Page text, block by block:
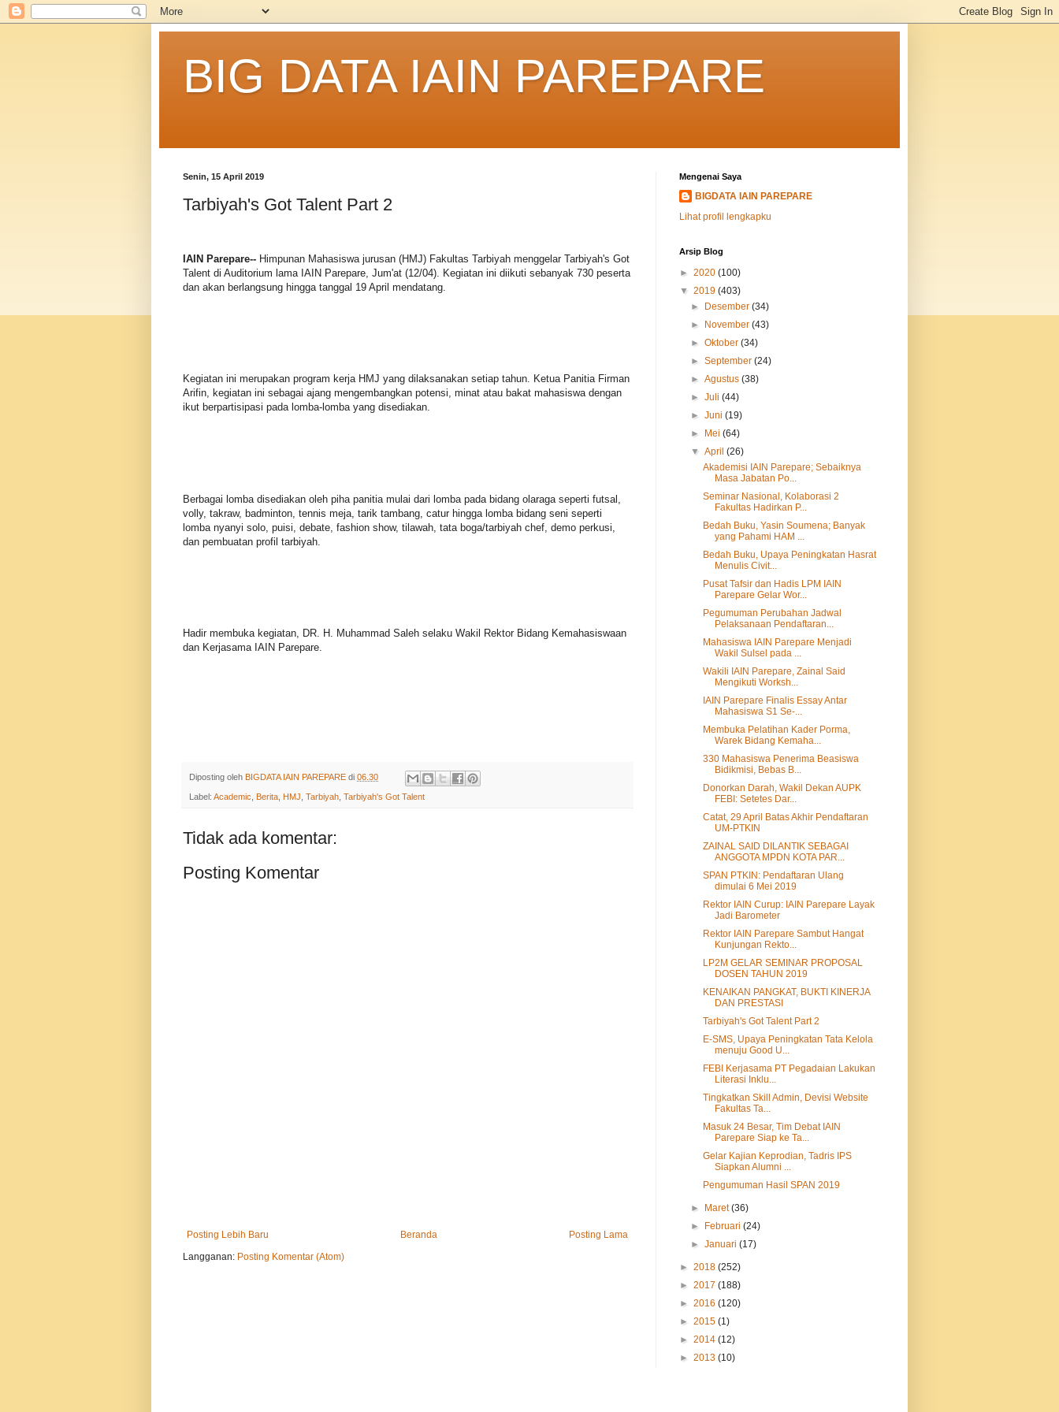
BIG DATA IAIN PAREPARE
Senin, 15 April 2019
Tarbiyah's Got Talent Part 2
IAIN Parepare-- Himpunan Mahasiswa jurusan (HMJ) Fakultas Tarbiyah menggelar Tarbiyah's Got
Talent di Auditorium lama IAIN Parepare, Jum'at (12/04). Kegiatan ini diikuti sebanyak 730 peserta
dan akan berlangsung hingga tanggal 19 April mendatang.
Kegiatan ini merupakan program kerja HMJ yang dilaksanakan setiap tahun. Ketua Panitia Firman
Arifin, kegiatan ini sebagai ajang mengembangkan potensi, minat atau bakat mahasiswa dengan
ikut berpartisipasi pada lomba-lomba yang disediakan.
Berbagai lomba disediakan oleh piha panitia mulai dari lomba pada bidang olaraga seperti futsal,
volly, takraw, badminton, tennis meja, tarik tambang, catur hingga lomba bidang seni seperti
lomba nyanyi solo, puisi, debate, fashion show, tilawah, tata boga/tarbiyah chef, demo perkusi,
dan pembuatan profil tarbiyah.
Hadir membuka kegiatan, DR. H. Muhammad Saleh selaku Wakil Rektor Bidang Kemahasiswaan
dan Kerjasama IAIN Parepare.
Diposting oleh BIGDATA IAIN PAREPARE di 06.30
Label: Academic Berita HMJ Tarbiyah Tarbiyah's Got Talent
Tidak ada komentar:
Posting Komentar
Posting Lebih Baru Posting Lama
Beranda
Langganan: Posting Komentar (Atom)
Mengenai Saya
BIGDATA IAIN PAREPARE
Lihat profil lengkapku
Arsip Blog
► 2020 (100)
▼ 2019 (403)
►
Desember(34)
►
November(43)
►Oktober(34)
►September(24)
►Agustus(38)
►Juli(44)
►Juni(19)
►
Mei(64)
▼April(26)
Akademisi IAIN Parepare; Sebaiknya
Masa Jabatan Po...
Seminar Nasional, Kolaborasi 2
Fakultas Hadirkan P...
Bedah Buku, Yasin Soumena; Banyak
yang Pahami HAM ...
Bedah Buku, Upaya Peningkatan Hasrat
Menulis Civit...
Pusat Tafsir dan Hadis LPM IAIN
Parepare Gelar Wor...
Pegumuman Perubahan Jadwal
Pelaksanaan Pendaftaran...
Mahasiswa IAIN Parepare Menjadi
Wakil Sulsel pada ...
Wakili IAIN Parepare, Zainal Said
Mengikuti Worksh...
IAIN Parepare Finalis Essay Antar
Mahasiswa S1 Se-...
Membuka Pelatihan Kader Porma,
Warek Bidang Kemaha...
330 Mahasiswa Penerima Beasiswa
Bidikmisi, Bebas B...
Donorkan Darah, Wakil Dekan AUPK
FEBI: Setetes Dar...
Catat, 29 April Batas Akhir Pendaftaran
UM-PTKIN
ZAINAL SAID DILANTIK SEBAGAI
ANGGOTA MPDN KOTA PAR...
SPAN PTKIN: Pendaftaran Ulang
dimulai 6 Mei 2019
Rektor IAIN Curup: IAIN Parepare Layak
Jadi Barometer
Rektor IAIN Parepare Sambut Hangat
Kunjungan Rekto...
LP2M GELAR SEMINAR PROPOSAL
DOSEN TAHUN 2019
KENAIKAN PANGKAT, BUKTI KINERJA
DAN PRESTASI
Tarbiyah's Got Talent Part 2
E-SMS, Upaya Peningkatan Tata Kelola
menuju Good U...
FEBI Kerjasama PT Pegadaian Lakukan
Literasi Inklu...
Tingkatkan Skill Admin, Devisi Website
Fakultas Ta...
Masuk 24 Besar, Tim Debat IAIN
Parepare Siap ke Ta...
Gelar Kajian Keprodian, Tadris IPS
Siapkan Alumni ...
Pengumuman Hasil SPAN 2019
► Maret(36)
►
Februari(24)
►Januari(17)
► 2018 (252)
► 2017 (188)
► 2016 (120)
► 2015 (1)
► 2014 (12)
► 2013 (10)